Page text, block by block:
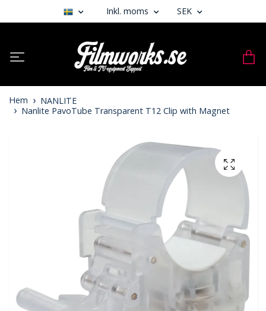
Inkl. moms SEK
Hem
NANLITE
Nanlite PavoTube Transparent T12 Clip with Magnet